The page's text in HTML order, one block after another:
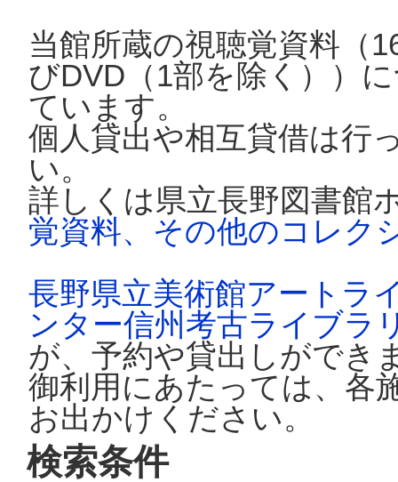
当館所蔵の視聴覚資料（
びDVD（1部を除く））
ています。
個人貸出や相互貸借は行
い。
詳しくは県立長野図書館
覚資料、その他のコレク
長野県立美術館アートラ
ンター信州考古ライブラ
が、予約や貸出しができ
御利用にあたっては、各
お出かけください。
検索条件